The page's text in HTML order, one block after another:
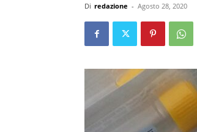
Di redazione - Agosto 28, 2020